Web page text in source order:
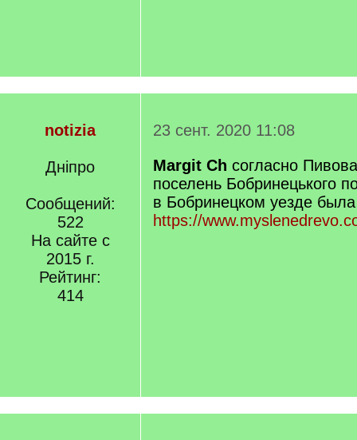
notizia
Дніпро
Сообщений:
522
На сайте с
2015 г.
Рейтинг:
414
23 сент. 2020 11:08
Margit Ch согласно
поселень Бобринецького
в Бобринецком уезде
https://